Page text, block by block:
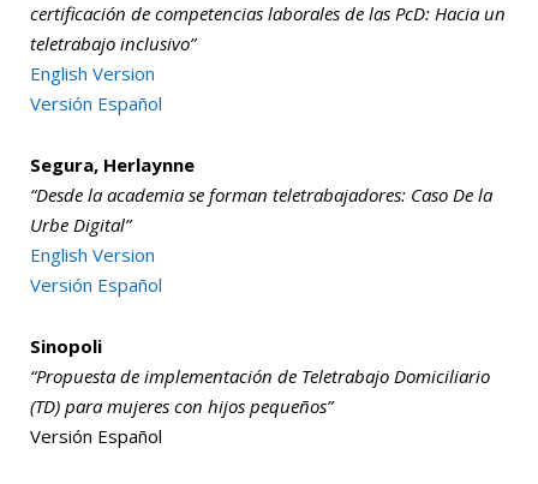
certificación de competencias laborales de las PcD: Hacia un
teletrabajo inclusivo”
English Version
Versión Español
Segura, Herlaynne
“Desde la academia se forman teletrabajadores: Caso De la
Urbe Digital”
English Version
Versión Español
Sinopoli
“Propuesta de implementación de Teletrabajo Domiciliario
(TD) para mujeres con hijos pequeños”
Versión Español